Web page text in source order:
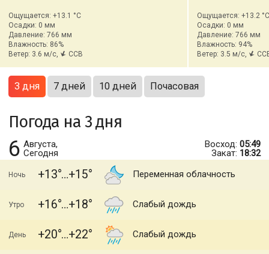
Ощущается: +13.1 °C
Осадки: 0 мм
Давление: 766 мм
Влажность: 86%
Ветер: 3.6 м/с,
ССВ
Ощущается: +13.2 °C
Осадки: 0 мм
Давление: 766 мм
Влажность: 94%
Ветер: 3.5 м/с,
3 дня 7 дней 10 дней Почасовая
Погода на 3 дня
6 Августа,
Сегодня
Восход: 05:49
Закат: 18:32
Ночь +13 +15 Переменная облачность
Утро +16 +18 Слабый дождь
День +20 +22 Слабый дождь